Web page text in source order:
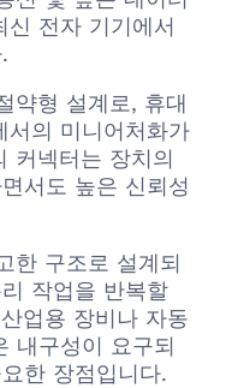
전자 기기에서
약형 설계로, 휴대
서의 미니어처화가
커넥터는 장치의
서도 높은 신뢰성
한 구조로 설계되
작업을 반복할
업용 장비나 자동
내구성이 요구되
한 장점입니다.